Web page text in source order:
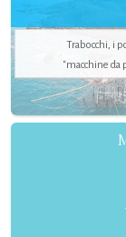
Trabocchi, i
"macchine da